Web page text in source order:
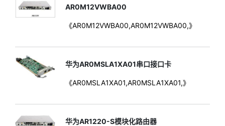
AR0M12VWBA00
《AR0M12VWBA00,AR0M12VWBA00,》
华为AR0MSLA1XA01串口接口卡
《AR0MSLA1XA01,AR0MSLA1XA01,》
华为AR1220-S模块化路由器